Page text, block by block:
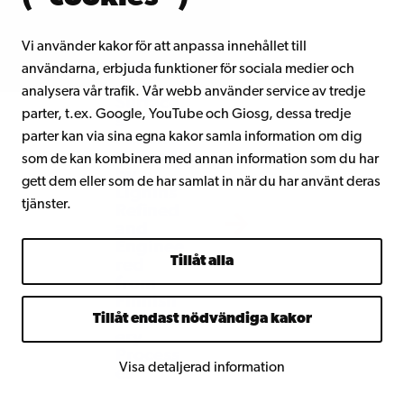
Vi använder kakor för att anpassa innehållet till
användarna, erbjuda funktioner för sociala medier och
analysera vår trafik. Vår webb använder service av tredje
parter, t.ex. Google, YouTube och Giosg, dessa tredje
parter kan via sina egna kakor samla information om dig
som de kan kombinera med annan information som du har
gett dem eller som de har samlat in när du har använt deras
tjänster.
Tillåt alla
Tillåt endast nödvändiga kakor
Visa detaljerad information
Novel
Fiber
s
Functio
nalized
by
from
Finnish
Biorefin
ery
es